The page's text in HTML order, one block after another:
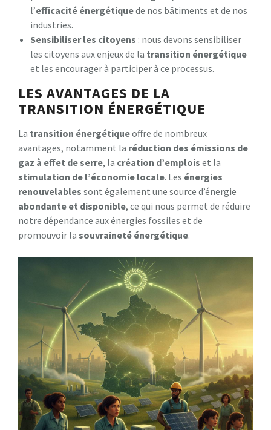
l’efficacité énergétiquede nos bâtiments et de nos
industries.
Sensibiliser les citoyens : nous devons sensibiliser
les citoyens aux enjeux de la transition énergétique
et les encourager à participer à ce processus.
LES AVANTAGES DE LA
TRANSITION ÉNERGÉTIQUE
La transition énergétiqueoffre de nombreux
avantages, notamment la réduction des émissions de
gaz à effet de serre, la création d’emplois et la
stimulation de l’économie locale. Les énergies
renouvelables sont également une source d’énergie
abondante et disponible, ce qui nous permet de réduire
notre dépendance aux énergies fossiles et de
promouvoir la souvraineté énergétique.